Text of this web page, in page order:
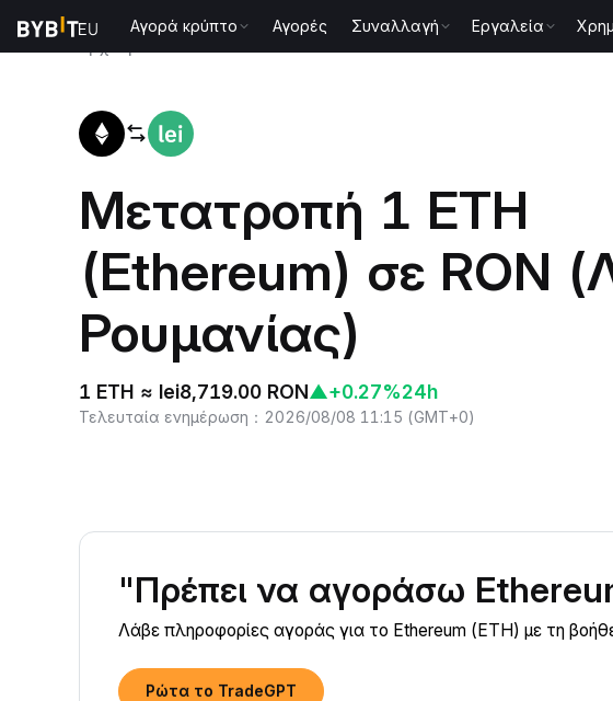
Αγορά κρύπτο Αγορές Συναλλαγή Εργαλεία
Μετατροπή 1 ETH
(Ethereum) σε RON
Ρουμανίας)
1 ETH ≈ lei8,719.00 RON▲+0.27%24h
Τελευταία ενημέρωση ： 2026/08/08 11:15 (GMT+0)
"Πρέπει να αγοράσω
Λάβε πληροφορίες αγοράς για το Ethereum (ETH) με τη
Ρώτα το TradeGPT